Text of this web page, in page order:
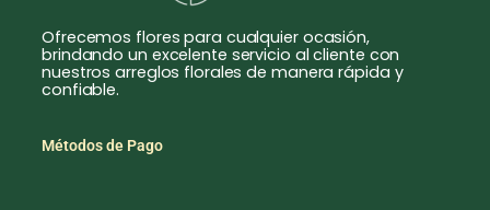
Ofrecemos flores para cualquier ocasión,
brindando un excelente servicio al cliente con
nuestros arreglos florales de manera rápida y
confiable.
Métodos de Pago